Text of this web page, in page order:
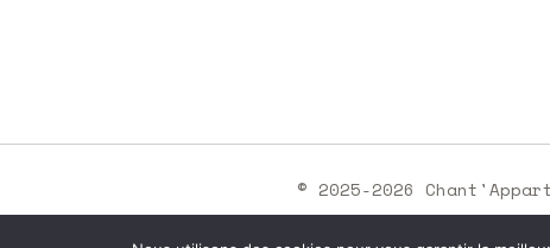
© 2025-2026
SIRET :